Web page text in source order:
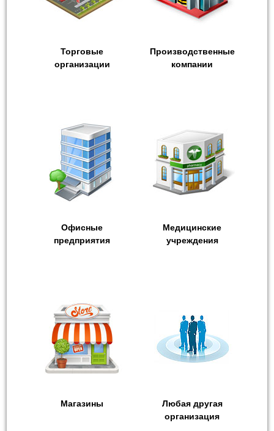
Торговые
организации
Производственные
компании
Офисные
предприятия
Медицинские
учреждения
Магазины
Любая другая
организация